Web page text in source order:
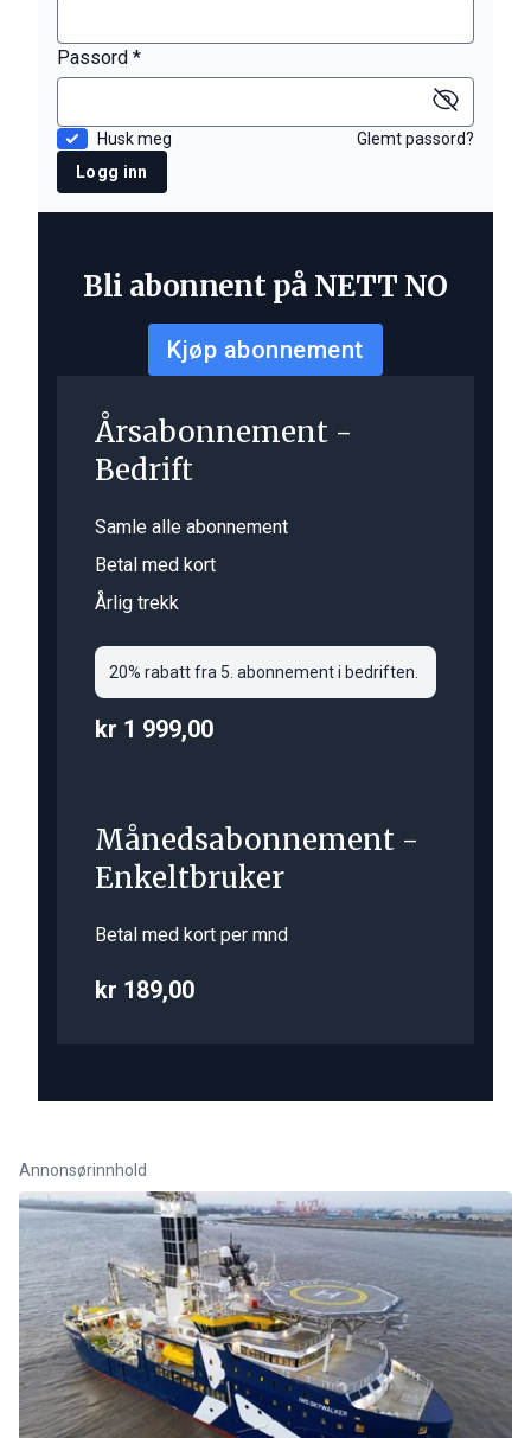
Passord *
Husk meg
Glemt passord?
Logg inn
Bli abonnent på NETT NO
Kjøp abonnement
Årsabonnement -
Bedrift
Samle alle abonnement
Betal med kort
Årlig trekk
20% rabatt fra 5. abonnement i bedriften.
kr 1 999,00
Månedsabonnement -
Enkeltbruker
Betal med kort per mnd
kr 189,00
Annonsørinnhold